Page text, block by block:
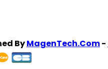
ByMagenTech.Com-